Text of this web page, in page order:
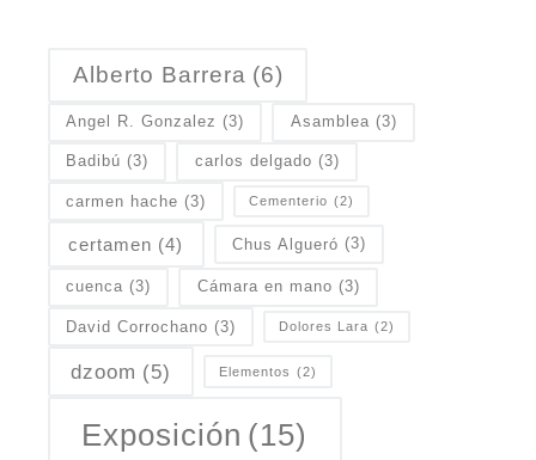
Alberto Barrera (6)
Angel R. Gonzalez (3) Asamblea (3)
Badibú (3) carlos delgado (3)
carmen hache (3) Cementerio (2)
certamen (4) Chus Algueró (3)
cuenca (3) Cámara en mano (3)
David Corrochano (3) Dolores Lara (2)
dzoom (5) Elementos (2)
Exposición (15)